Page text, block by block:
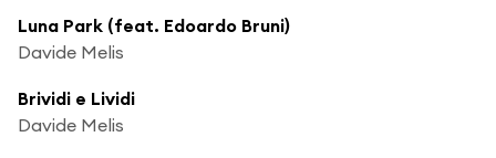
Luna Park (feat. Edoardo Bruni)
Davide Melis
Brividi e Lividi
Davide Melis